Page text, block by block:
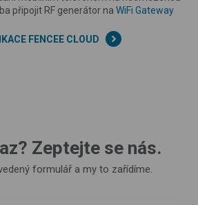
připojit RF generátor na WiFi Gateway
FENCEE CLOUD
Zeptejte se nás.
formulář a my to zařídíme.